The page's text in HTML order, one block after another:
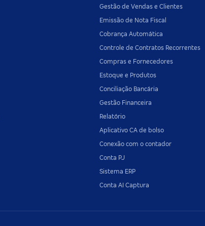
Gestão de Vendas e Clientes
Emissão de Nota Fiscal
Cobrança Automática
Controle de Contratos Recorrentes
Compras e Fornecedores
Estoque e Produtos
Conciliação Bancária
Gestão Financeira
Relatório
Aplicativo CA de bolso
Conexão com o contador
Conta PJ
Sistema ERP
Conta AI Captura